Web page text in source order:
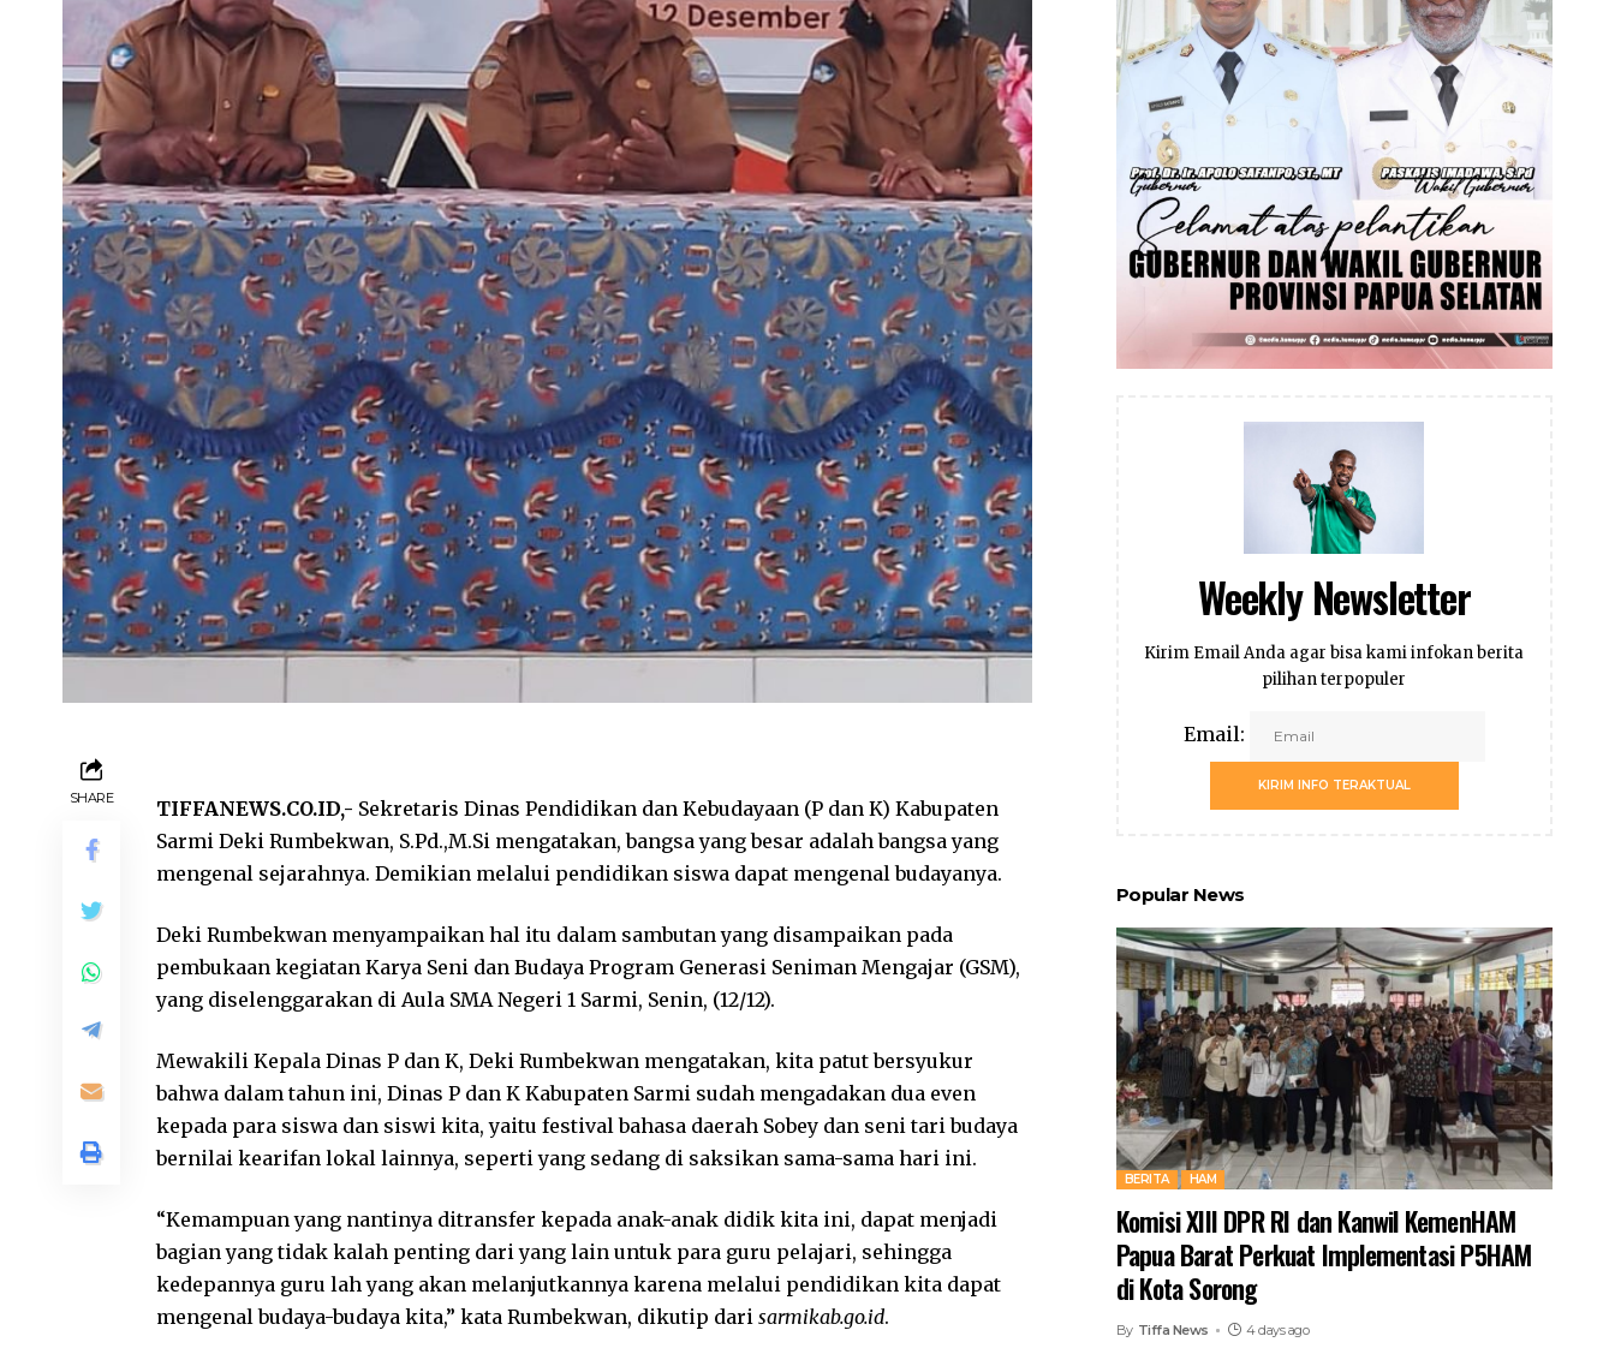
SHARE TIFFANEWS.CO.ID,- Sekretaris Dinas Pendidikan dan Kebudayaan (P dan K) Kabupaten
Sarmi Deki Rumbekwan, S.Pd.,M.Si mengatakan, bangsa yang besar adalah bangsa yang
mengenal sejarahnya. Demikian melalui pendidikan siswa dapat mengenal budayanya.
Deki Rumbekwan menyampaikan hal itu dalam sambutan yang disampaikan pada
pembukaan kegiatan Karya Seni dan Budaya Program Generasi Seniman Mengajar (GSM),
yang diselenggarakan di Aula SMA Negeri 1 Sarmi, Senin, (12/12).
Mewakili Kepala Dinas P dan K, Deki Rumbekwan mengatakan, kita patut bersyukur
bahwa dalam tahun ini, Dinas P dan K Kabupaten Sarmi sudah mengadakan dua even
kepada para siswa dan siswi kita, yaitu festival bahasa daerah Sobey dan seni tari budaya
bernilai kearifan lokal lainnya, seperti yang sedang di saksikan sama-sama hari ini.
“Kemampuan yang nantinya ditransfer kepada anak-anak didik kita ini, dapat menjadi
bagian yang tidak kalah penting dari yang lain untuk para guru pelajari, sehingga
kedepannya guru lah yang akan melanjutkannya karena melalui pendidikan kita dapat
mengenal budaya-budaya kita,” kata Rumbekwan, dikutip dari sarmikab.go.id.
Weekly Newsletter
Kirim Email Anda agar bisa kami infokan berita
pilihan terpopuler
Email:
KIRIM INFO TERAKTUAL
Popular News
BERITA HAM
Komisi XIII DPR RI dan Kanwil KemenHAM
Papua Barat Perkuat Implementasi P5HAM
di Kota Sorong
By Tiffa News 4 days ago